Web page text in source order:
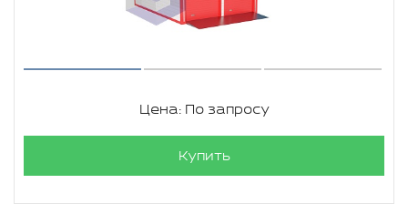
Цена: По запросу
Купить